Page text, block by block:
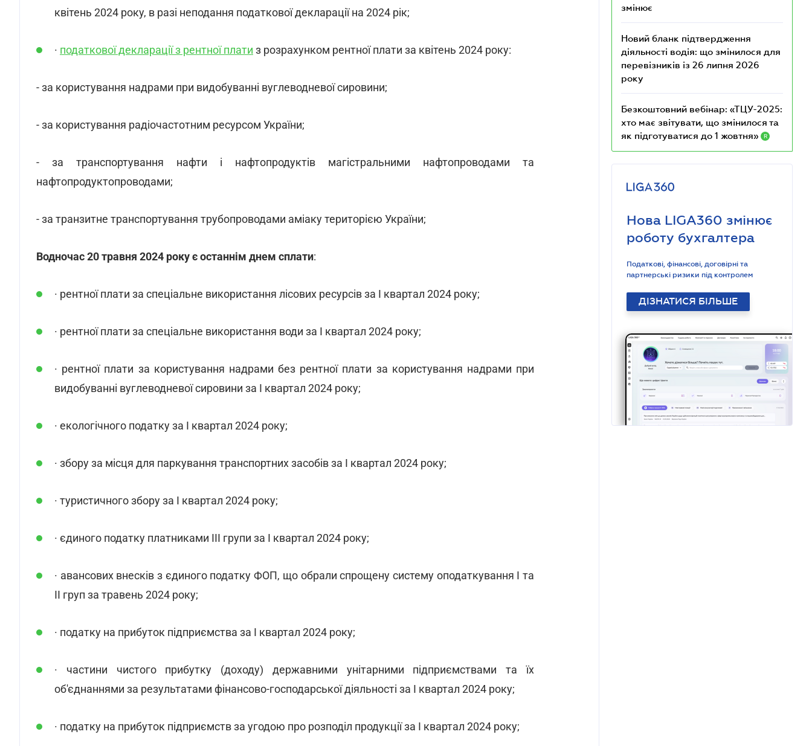
квітень 2024 року, в разі неподання податкової декларації на 2024 рік;
· податкової декларації з рентної плати з розрахунком рентної плати за квітень 2024 року:
- за користування надрами при видобуванні вуглеводневої сировини;
- за користування радіочастотним ресурсом України;
- за транспортування нафти і нафтопродуктів магістральними нафтопроводами та
нафтопродуктопроводами;
- за транзитне транспортування трубопроводами аміаку територією України;
Водночас 20 травня 2024 року є останнім днем сплати:
· рентної плати за спеціальне використання лісових ресурсів за І квартал 2024 року;
· рентної плати за спеціальне використання води за І квартал 2024 року;
· рентної плати за користування надрами без рентної плати за користування надрами при
видобуванні вуглеводневої сировини за І квартал 2024 року;
· екологічного податку за І квартал 2024 року;
· збору за місця для паркування транспортних засобів за І квартал 2024 року;
· туристичного збору за І квартал 2024 року;
· єдиного податку платниками ІІІ групи за І квартал 2024 року;
· авансових внесків з єдиного податку ФОП, що обрали спрощену систему оподаткування І та
ІІ груп за травень 2024 року;
· податку на прибуток підприємства за I квартал 2024 року;
· частини чистого прибутку (доходу) державними унітарними підприємствами та їх
об'єднаннями за результатами фінансово-господарської діяльності за I квартал 2024 року;
· податку на прибуток підприємств за угодою про розподіл продукції за I квартал 2024 року;
змінює
Новий бланк підтвердження
діяльності водія: що змінилося для
перевізників із 26 липня 2026
року
Безкоштовний вебінар: «ТЦУ-2025:
хто має звітувати, що змінилося та
як підготуватися до 1 жовтня»
R
Нова LIGA360 змінює
роботу бухгалтера
Податкові, фінансові, договірні та
партнерські ризики під контролем
ДІЗНАТИСЯ БІЛЬШЕ